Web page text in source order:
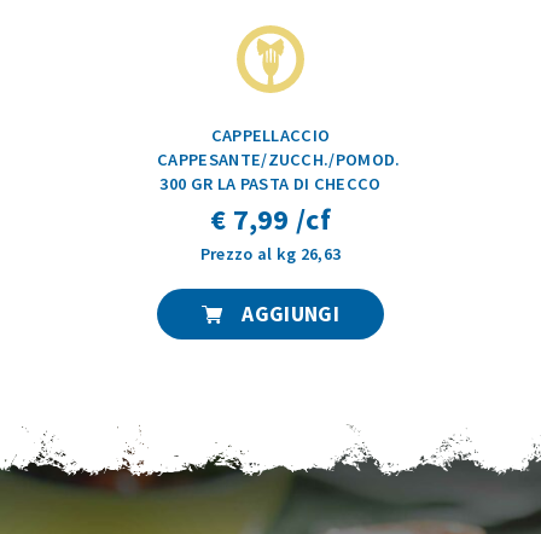
CAPPELLACCIO
CAPPESANTE/ZUCCH./POMOD.
300 GR LA PASTA DI CHECCO
€ 7,99 /cf
Prezzo al kg 26,63
AGGIUNGI